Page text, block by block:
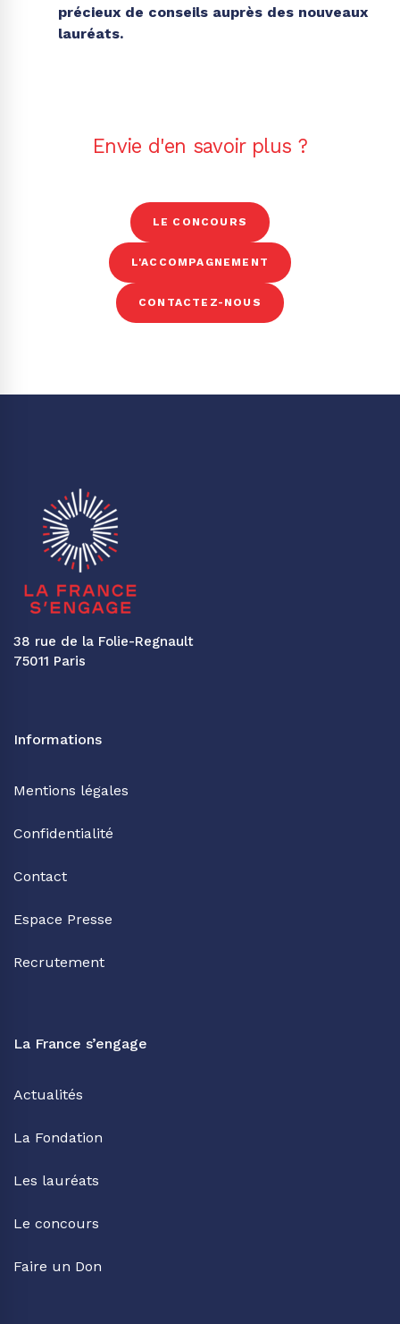
précieux de conseils auprès des nouveaux
lauréats.
Envie d'en savoir plus ?
LE CONCOURS
L'ACCOMPAGNEMENT
CONTACTEZ-NOUS
38 rue de la Folie-Regnault
75011 Paris
Informations
Mentions légales
Confidentialité
Contact
Espace Presse
Recrutement
La France s’engage
Actualités
La Fondation
Les lauréats
Le concours
Faire un Don